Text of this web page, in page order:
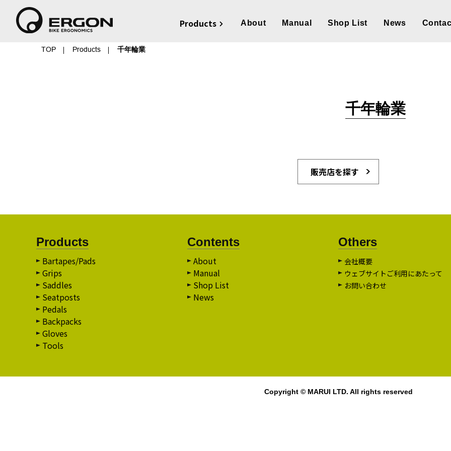
Products About Manual Shop List News
TOP Products 千年輪業
千年輪業
販売店を探す
Products
Bartapes/Pads
Grips
Saddles
Seatposts
Pedals
Backpacks
Gloves
Tools
Contents
About
Manual
Shop List
News
Others
会社概要
ウェブサイトご利用にあたって
お問い合わせ
Copyright © MARUI LTD. All rights reserved